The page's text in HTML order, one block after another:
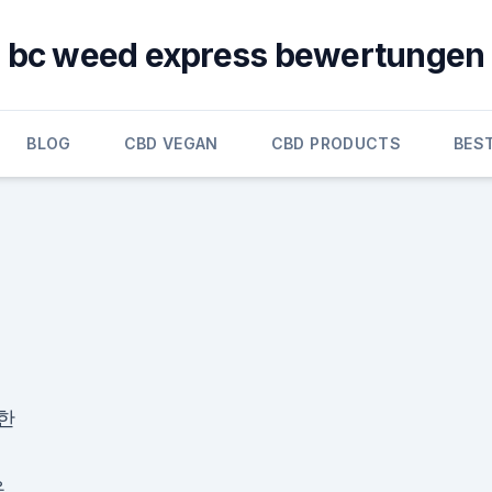
bc weed express bewertungen
BLOG CBD VEGAN CBD PRODUCTS